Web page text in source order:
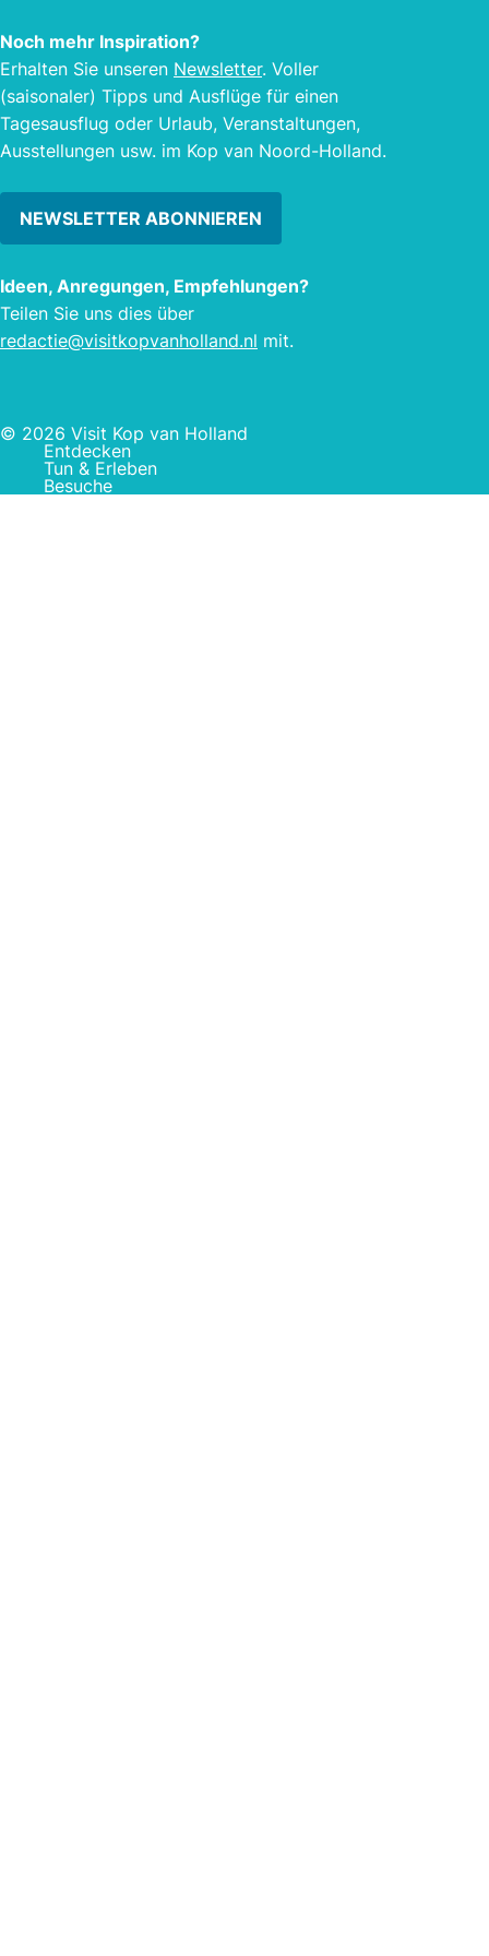
Schneeflöckchen und Teichhühner
suchen im Winter nach Nahrung. Der
Polder ist ein Nährboden für
Schilfsänger und Rotschenkel.
Noch mehr Inspiration?
Erhalten Sie unseren Newsletter. Voller
(saisonaler) Tipps und Ausflüge für einen
Tagesausflug oder Urlaub, Veranstaltungen,
Ausstellungen usw. im Kop van Noord-Holland.
NEWSLETTER ABONNIEREN
Ideen, Anregungen, Empfehlungen?
Teilen Sie uns dies über
redactie@visitkopvanholland.nl mit.
© 2026 Visit Kop van Holland
Entdecken
Tun & Erleben
Besuche